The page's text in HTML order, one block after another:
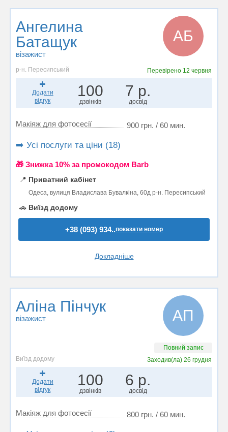
Ангелина
Батащук
візажист
АБ
р-н. Пересипський Перевірено 12 червня
Додати
відгук
100
дзвінків
7 р.
досвід
Макіяж для фотосесії 900 грн. / 60 мин.
➡️ Усі послуги та ціни (18)
🎁 Знижка 10% за промокодом Barb
📍 Приватний кабінет
Одеса, вулиця Владислава Бувалкіна, 60д р-н. Пересипський
🚗 Виїзд додому
+38 (093) 934..показати номер
Докладніше
Аліна Пінчук
візажист АП
Повний запис
Виїзд додому
Заходив(ла)26 грудня
Додати
відгук
100
дзвінків
6 р.
досвід
Макіяж для фотосесії 800 грн. / 60 мин.